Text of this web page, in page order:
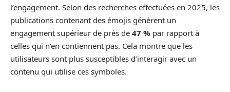
l’engagement. Selon des recherches effectuées en 2025, les
publications contenant des émojis génèrent un
engagement supérieur de près de 47 % par rapport à
celles qui n’en contiennent pas. Cela montre que les
utilisateurs sont plus susceptibles d’interagir avec un
contenu qui utilise ces symboles.